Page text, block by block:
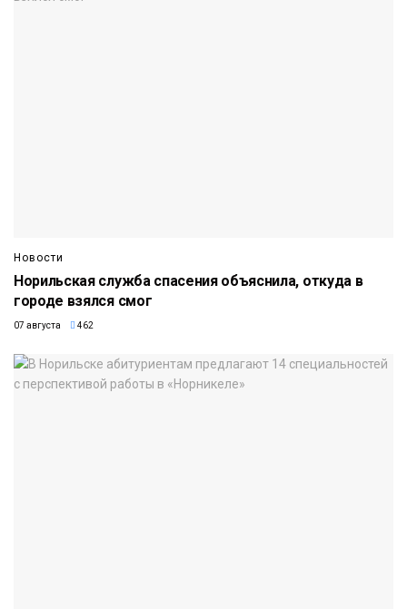
Новости
Норильская служба спасения объяснила, откуда в
городе взялся смог
07 августа 462